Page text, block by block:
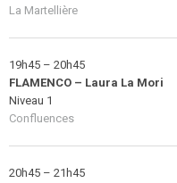
La Martellière
19h45 – 20h45
FLAMENCO – Laura La Mori
Niveau 1
Confluences
20h45 – 21h45